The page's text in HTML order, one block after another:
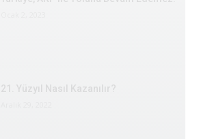
21. Yüzyıl Nasıl Kazanılır?